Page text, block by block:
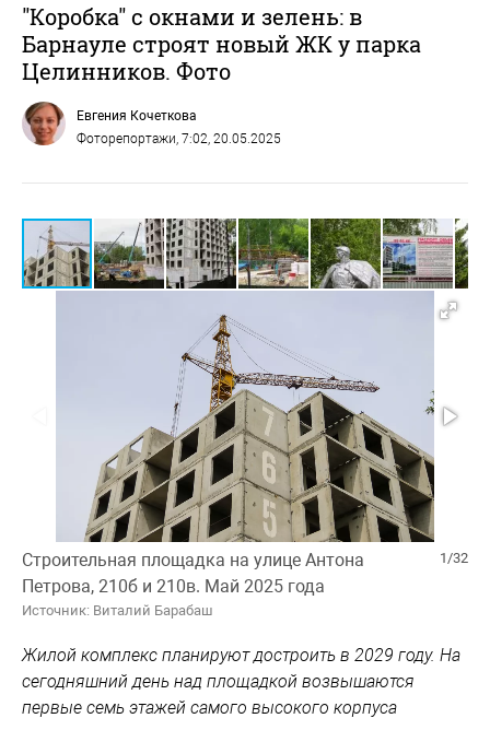
"Коробка" с окнами и зелень: в
Барнауле строят новый ЖК у парка
Целинников. Фото
Евгения Кочеткова
Фоторепортажи , 7:02, 20.05.2025
1/32
Строительная площадка на улице Антона
Петрова, 210б и 210в. Май 2025 года
Источник: Виталий Барабаш
Жилой комплекс планируют достроить в 2029 году. На
сегодняшний день над площадкой возвышаются
первые семь этажей самого высокого корпуса